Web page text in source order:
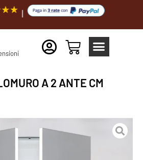
A 2 ANTE CM